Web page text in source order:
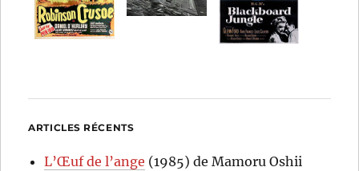
ARTICLES RÉCENTS
L’Œuf de l’ange (1985) de Mamoru Oshii